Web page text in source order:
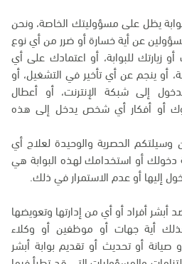
يظل على مسؤوليتك الخاصة، ونحن
عن أية خسارة أو ضرر من أي نوع
زيارتك للبوابة، أو اعتمادك على أي
أو ينجم عن أي تأخير في التشغيل، أو
إلى شبكة الإنترنت، أو أعطال
أو أفكار أي شخص يدخل إلى هذه
وسيلتكم الحصرية والوحيدة لعلاج أي
أو استخدامك لهذه البوابة هي
إليها أو عدم الاستمرار في ذلك.
أبشر أفراد أو أي من إدارتها وتعويضها
أية جهات أو موظفين أو وكلاء
أو تحديث أو تقديم بوابة أبشر